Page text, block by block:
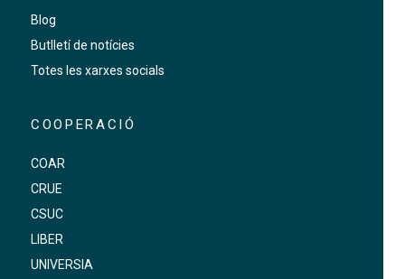
Blog
Butlletí de notícies
Totes les xarxes socials
COOPERACIÓ
COAR
CRUE
CSUC
LIBER
UNIVERSIA